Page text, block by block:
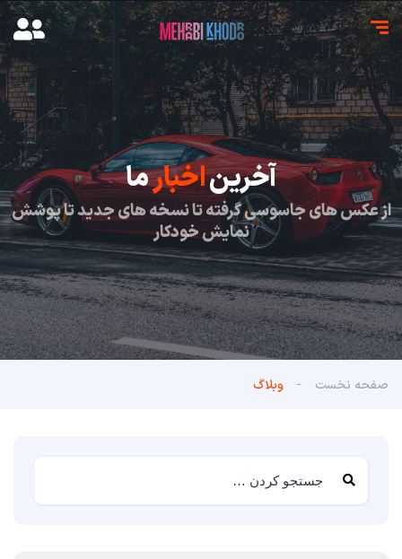
آخریناخبارما
از عکس های جاسوسی گرفته تا نسخه های جدید تا پوشش
نمایش خودکار
صفحه نخست وبلاگ